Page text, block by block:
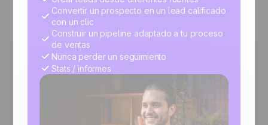
Convertir un prospecto en un lead calificado
con un clic
Construir un pipeline adaptado a tu proceso
de ventas
Nunca perder un seguimiento
Stats / informes